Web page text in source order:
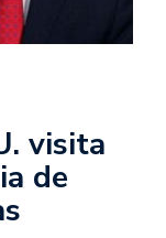
visita
de